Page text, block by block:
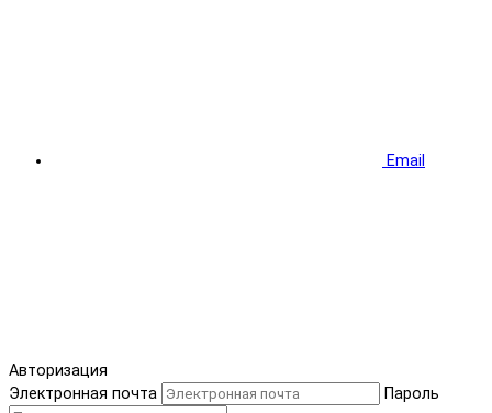
Email
Авторизация
Электронная почта
Пароль